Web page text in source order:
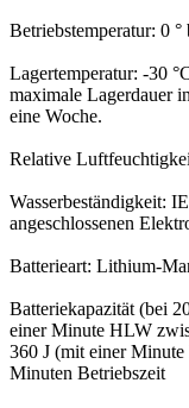
Betriebstemperatur: 0 °
Lagertemperatur: -30
maximale Lagerdauer
eine Woche.
Relative
Wasserbeständigkeit:
angeschlossenen
Batterieart: Lithium-
Batteriekapazität (bei
einer Minute HLW
360 J (mit einer
Minuten Betriebszeit